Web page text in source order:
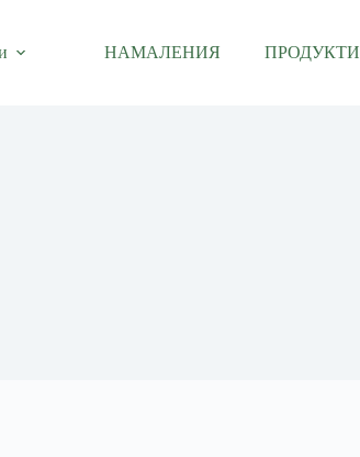
НАМАЛЕНИЯ ПРОДУКТИ